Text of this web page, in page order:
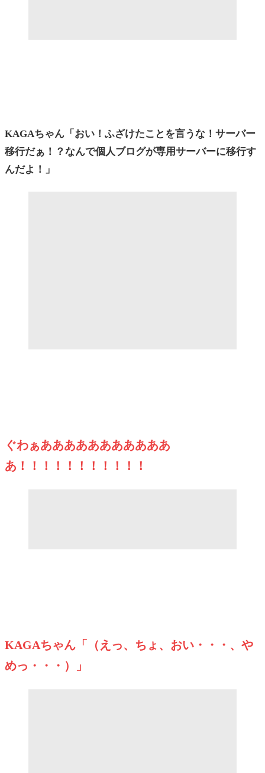
KAGAちゃん「おい！ふざけたことを言うな！サーバー
移行だぁ！？なんで個人ブログが専用サーバーに移行す
んだよ！」
ぐわぁあああああああああああ
あ！！！！！！！！！！！
KAGAちゃん「（えっ、ちょ、おい・・・ 、や
めっ ・・・ ）」